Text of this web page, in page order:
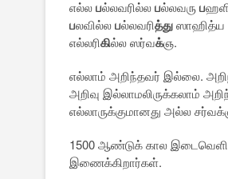
எல்லபல்லவரில்லபல்லவருப
பலவில்லபல்லவரித்துஸாஹித்ய
எல்லரிகில்ல ஸர்வக்ஞ.
எல்லாம் அறிந்தவர் இல்லை.
அறிவு இல்லாமலிருக்கலாம்
எல்லாருக்குமானது அல்ல
1500 ஆண்டுக் கால
இணைக்கிறார்கள்.